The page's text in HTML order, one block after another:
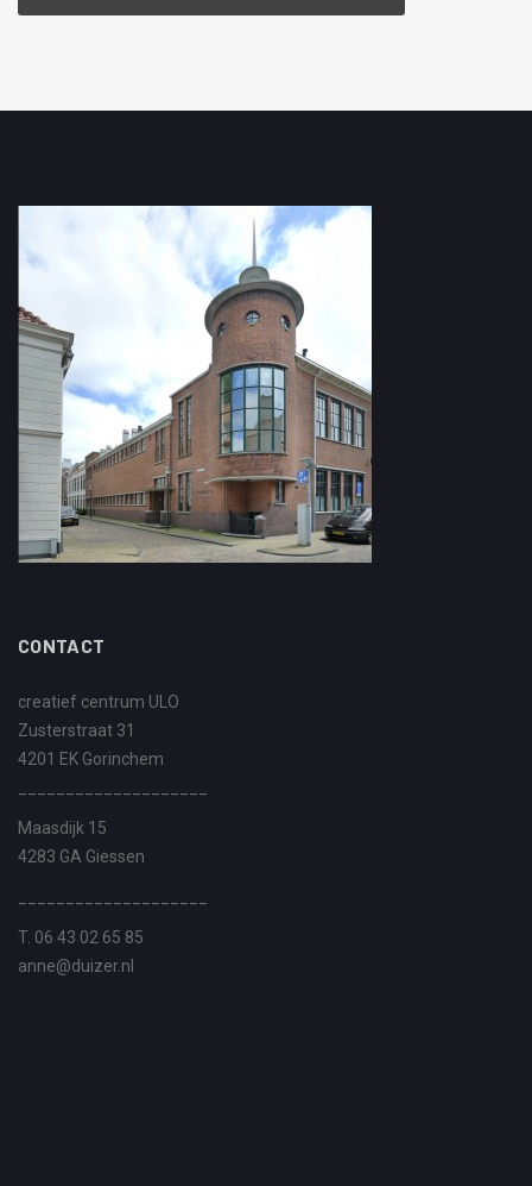
CONTACT
creatief centrum ULO
Zusterstraat 31
4201 EK Gorinchem
Maasdijk 15
4283 GA Giessen
T. 06 43 02 65 85
anne@duizer.nl